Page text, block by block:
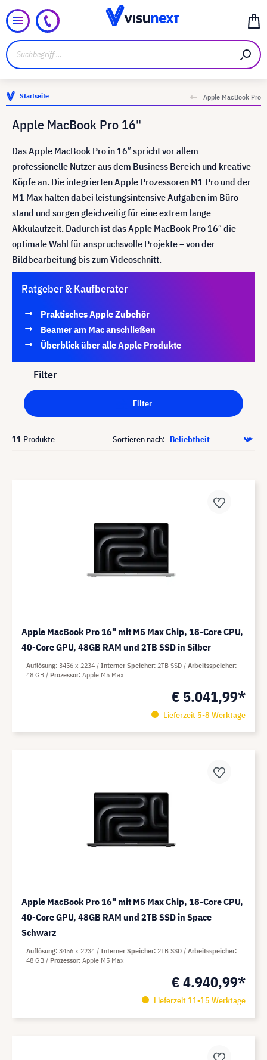
Startseite Apple MacBook Pro
Apple MacBook Pro 16"
Das Apple MacBook Pro in 16″ spricht vor allem
professionelle Nutzer aus dem Business Bereich und kreative
Köpfe an. Die integrierten Apple Prozessoren M1 Pro und der
M1 Max halten dabei leistungsintensive Aufgaben im Büro
stand und sorgen gleichzeitig für eine extrem lange
Akkulaufzeit. Dadurch ist das Apple MacBook Pro 16″ die
optimale Wahl für anspruchsvolle Projekte – von der
Bildbearbeitung bis zum Videoschnitt.
Ratgeber & Kaufberater
Praktisches Apple Zubehör
Beamer am Mac anschließen
Überblick über alle Apple Produkte
Filter
Filter
11 Produkte Sortieren nach:
Apple MacBook Pro 16" mit M5 Max Chip, 18-Core CPU,
40-Core GPU, 48GB RAM und 2TB SSD in Silber
€ 5.041,99*
Lieferzeit 5-8 Werktage
Auflösung 3456 x 2234 Interner Speicher 2TB SSD
Arbeitsspeicher
48 GB
Prozessor Apple M5 Max
Apple MacBook Pro 16" mit M5 Max Chip, 18-Core CPU,
40-Core GPU, 48GB RAM und 2TB SSD in Space
Schwarz
€ 4.940,99*
Lieferzeit 11-15 Werktage
Auflösung 3456 x 2234 Interner Speicher 2TB SSD
Arbeitsspeicher
48 GB
Prozessor Apple M5 Max